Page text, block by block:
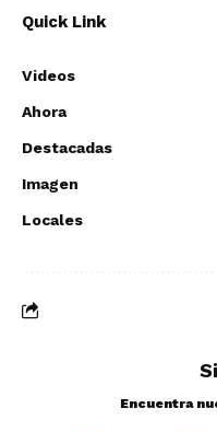
Quick Link
Videos
Ahora
Destacadas
Imagen
Locales
Encuentra